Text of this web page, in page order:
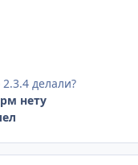
делали?
нету